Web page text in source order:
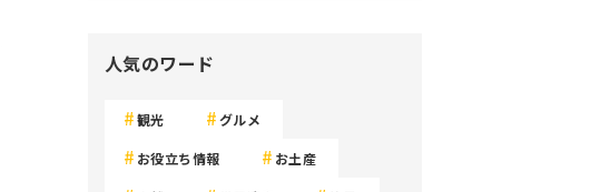
人気のワード
観光 グルメ
お役立ち情報 お土産